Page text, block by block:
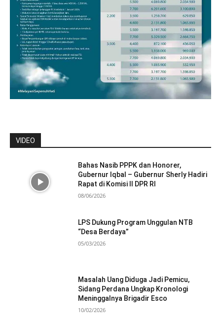
VIDEO
Bahas Nasib PPPK dan Honorer,
Gubernur Iqbal – Gubernur Sherly Hadiri
Rapat di Komisi II DPR RI
08/06/2026
LPS Dukung Program Unggulan NTB
“Desa Berdaya”
05/03/2026
Masalah Uang Diduga Jadi Pemicu,
Sidang Perdana Ungkap Kronologi
Meninggalnya Brigadir Esco
10/02/2026